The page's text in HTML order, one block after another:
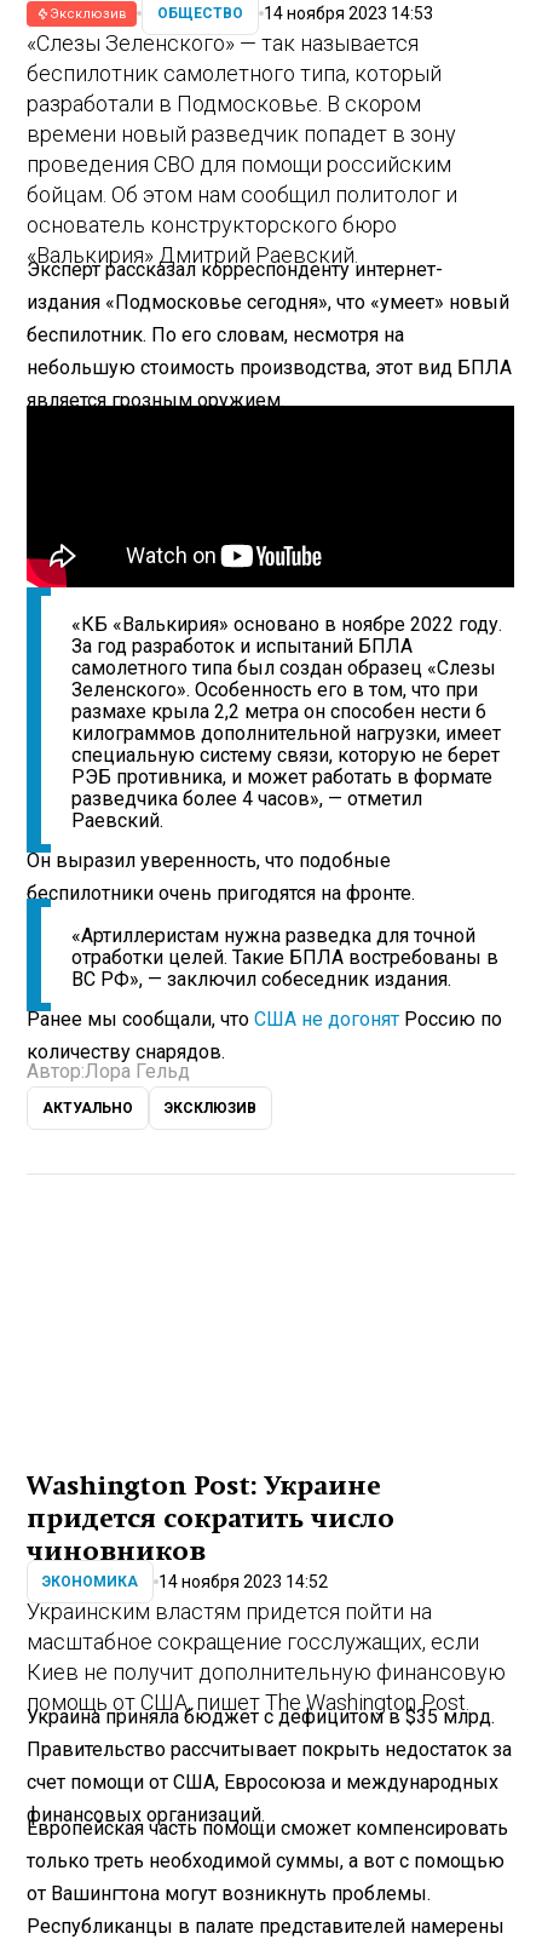
Эксклюзив ОБЩЕСТВО 14 ноября 2023 14:53
«Слезы Зеленского» — так называется
беспилотник самолетного типа, который
разработали в Подмосковье. В скором
времени новый разведчик попадет в зону
проведения СВО для помощи российским
бойцам. Об этом нам сообщил политолог и
основатель конструкторского бюро
«Валькирия» Дмитрий Раевский.
Эксперт рассказал корреспонденту интернет-
издания «Подмосковье сегодня», что «умеет» новый
беспилотник. По его словам, несмотря на
небольшую стоимость производства, этот вид БПЛА
является грозным оружием.
«КБ «Валькирия» основано в ноябре 2022 году.
За год разработок и испытаний БПЛА
самолетного типа был создан образец «Слезы
Зеленского». Особенность его в том, что при
размахе крыла 2,2 метра он способен нести 6
килограммов дополнительной нагрузки, имеет
специальную систему связи, которую не берет
РЭБ противника, и может работать в формате
разведчика более 4 часов», — отметил
Раевский.
Он выразил уверенность, что подобные
беспилотники очень пригодятся на фронте.
«Артиллеристам нужна разведка для точной
отработки целей. Такие БПЛА востребованы в
ВС РФ», — заключил собеседник издания.
Ранее мы сообщали, чтоСША не догонят Россию по
количеству снарядов.
Автор:Лора Гельд
АКТУАЛЬНО ЭКСКЛЮЗИВ
Washington Post: Украине
придется сократить число
чиновников
ЭКОНОМИКА 14 ноября 2023 14:52
Украинским властям придется пойти на
масштабное сокращение госслужащих, если
Киев не получит дополнительную финансовую
помощь от США, пишет The Washington Post.
Украина приняла бюджет с дефицитом в $35 млрд.
Правительство рассчитывает покрыть недостаток за
счет помощи от США, Евросоюза и международных
финансовых организаций.
Европейская часть помощи сможет компенсировать
только треть необходимой суммы, а вот с помощью
от Вашингтона могут возникнуть проблемы.
Республиканцы в палате представителей намерены